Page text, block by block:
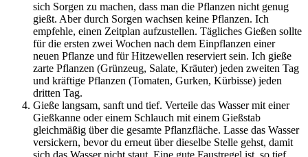
sich Sorgen zu machen, dass man die Pflanzen nicht genug
gießt. Aber durch Sorgen wachsen keine Pflanzen. Ich
empfehle, einen Zeitplan aufzustellen. Tägliches Gießen sollte
für die ersten zwei Wochen nach dem Einpflanzen einer
neuen Pflanze und für Hitzewellen reserviert sein. Ich gieße
zarte Pflanzen (Grünzeug, Salate, Kräuter) jeden zweiten Tag
und kräftige Pflanzen (Tomaten, Gurken, Kürbisse) jeden
dritten Tag.
Gieße langsam, sanft und tief. Verteile das Wasser mit einer
Gießkanne oder einem Schlauch mit einem Gießstab
gleichmäßig über die gesamte Pflanzfläche. Lasse das Wasser
versickern, bevor du erneut über dieselbe Stelle gehst, damit